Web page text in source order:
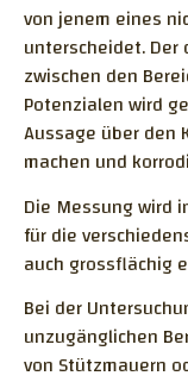
Arbeiten am
Messgerät
Literatur
Untersuchte
ME-Messung
Carbonator C5
MB 2052
GEMISCHE
QUALITATIVE
BESTIMMUNG
Erdbau
Grossprojekte
von jenem eines
unterscheidet.
zwischen den
Potenzialen wird
Aussage über den
machen und
Die Messung wird
für die
auch grossflächig
Bei der
unzugänglichen
von Stützmauern